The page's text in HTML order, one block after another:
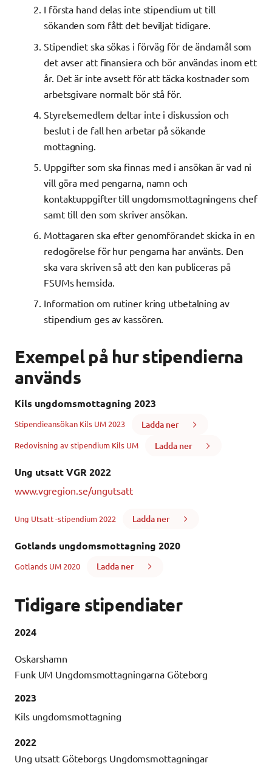
I första hand delas inte stipendium ut till
sökanden som fått det beviljat tidigare.
Stipendiet ska sökas i förväg för de ändamål som
det avser att finansiera och bör användas inom ett
år. Det är inte avsett för att täcka kostnader som
arbetsgivare normalt bör stå för.
Styrelsemedlem deltar inte i diskussion och
beslut i de fall hen arbetar på sökande
mottagning.
Uppgifter som ska finnas med i ansökan är vad ni
vill göra med pengarna, namn och
kontaktuppgifter till ungdomsmottagningens chef
samt till den som skriver ansökan.
Mottagaren ska efter genomförandet skicka in en
redogörelse för hur pengarna har använts. Den
ska vara skriven så att den kan publiceras på
FSUMs hemsida.
Information om rutiner kring utbetalning av
stipendium ges av kassören.
Exempel på hur stipendierna
används
Kils ungdomsmottagning 2023
Stipendieansökan Kils UM 2023 Ladda ner
Redovisning av stipendium Kils UM Ladda ner
Ung utsatt VGR 2022
www.vgregion.se/ungutsatt
Ung Utsatt -stipendium 2022 Ladda ner
Gotlands ungdomsmottagning 2020
Gotlands UM 2020 Ladda ner
Tidigare stipendiater
2024
Oskarshamn
Funk UM Ungdomsmottagningarna Göteborg
2023
Kils ungdomsmottagning
2022
Ung utsatt Göteborgs Ungdomsmottagningar